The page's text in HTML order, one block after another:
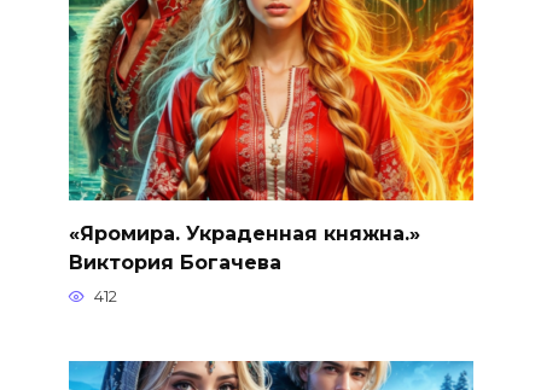
«Яромира. Украденная княжна.»
Виктория Богачева
412